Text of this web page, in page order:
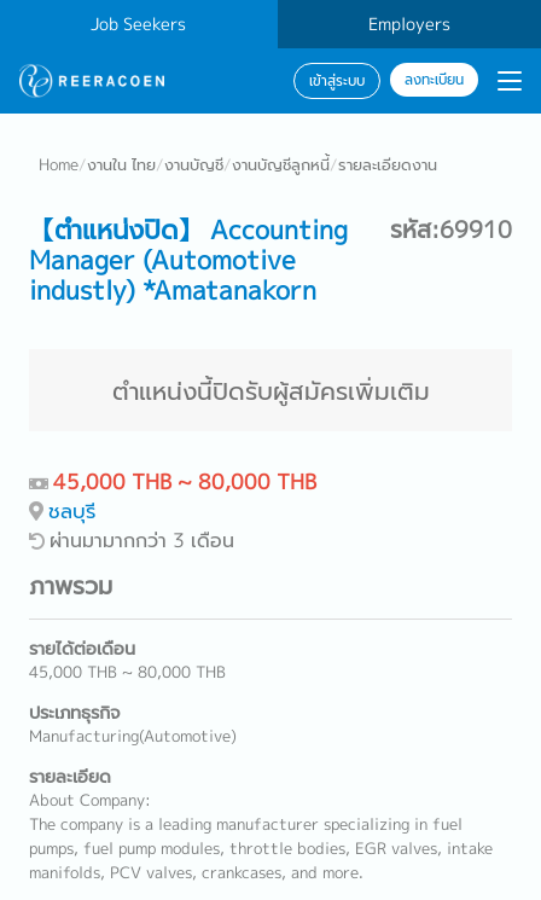
Job Seekers Employers
เข้าสู่ระบบ ลงทะเบียน
Home/งานใน ไทย/งานบัญชี/งานบัญชีลูกหนี้/รายละเอียดงาน
【ตำแหน่งปิด】 Accounting
Manager (Automotive
industly) *Amatanakorn
รหัส:69910
ตำแหน่งนี้ปิดรับผู้สมัครเพิ่มเติม
45,000 THB ~ 80,000 THB
ชลบุรี
ผ่านมามากกว่า 3 เดือน
ภาพรวม
รายได้ต่อเดือน
45,000 THB ~ 80,000 THB
ประเภทธุรกิจ
Manufacturing(Automotive)
รายละเอียด
About Company:
The company is a leading manufacturer specializing in fuel
pumps, fuel pump modules, throttle bodies, EGR valves, intake
manifolds, PCV valves, crankcases, and more.